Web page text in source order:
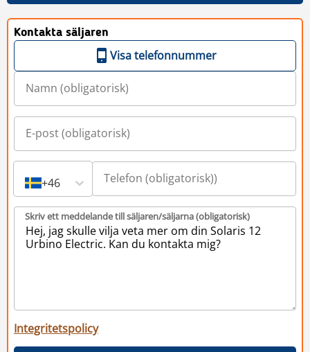
Kontakta säljaren
Visa telefonnummer
+46
Skriv ett meddelande till säljaren/säljarna (obligatorisk)
Integritetspolicy